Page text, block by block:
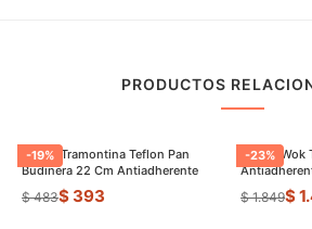
PRODUCTOS
-19%
Molde Tramontina Teflon Pan
Budinera 22 Cm Antiadherente
$ 483$ 393
-23%
Sarten
$ 1.849$